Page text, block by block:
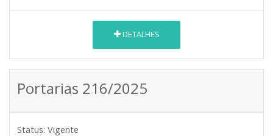
DETALHES
Portarias 216/2025
Status: Vigente